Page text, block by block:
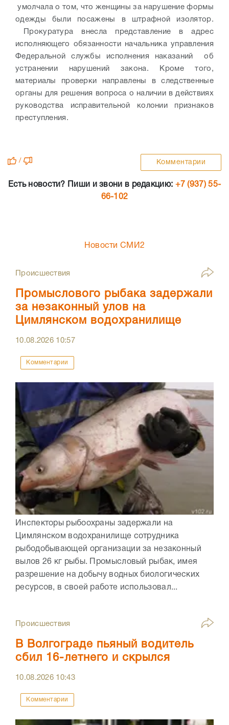
умолчала о том, что женщины за нарушение формы
одежды были посажены в штрафной изолятор.
Прокуратура внесла представление в адрес
исполняющего обязанности начальника управления
Федеральной службы исполнения наказаний об
устранении нарушений закона. Кроме того,
материалы проверки направлены в следственные
органы для решения вопроса о наличии в действиях
руководства исправительной колонии признаков
преступления.
/ Комментарии
Есть новости? Пиши и звони в редакцию: +7 (937) 55-
66-102
Новости СМИ2
Происшествия
Промыслового рыбака задержали
за незаконный улов на
Цимлянском водохранилище
10.08.2026 10:57
Комментарии
Инспекторы рыбоохраны задержали на
Цимлянском водохранилище сотрудника
рыбодобывающей организации за незаконный
вылов 26 кг рыбы. Промысловый рыбак, имея
разрешение на добычу водных биологических
ресурсов, в своей работе использовал...
Происшествия
В Волгограде пьяный водитель
сбил 16-летнего и скрылся
10.08.2026 10:43
Комментарии